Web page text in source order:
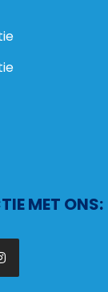
MET ONS: